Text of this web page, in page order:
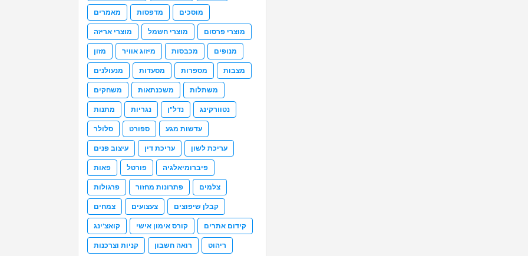
מאמרים
מדפסות
מוסכים
מוצרי אריזה
מוצרי חשמל
מוצרי פרסום
מזון
מיזוג אוויר מכבסות
מנופים
מנעולנים
מסעדות מספרות
מצבות
משחקים
משכנתאות
משתלות
מתנות
נגריות נדל"ן
נטוורקינג
סלולר
ספורט
עדשות מגע
עיצוב פנים
עריכת דין
עריכת לשון
פאות
פורטל
פיברומיאלגיה
פרגולות
פתרונות מחזור
צלמים
צמחים
צעצועים
קבלן שיפוצים
קואצ'ינג
קורס אימון אישי
קידום אתרים
קניות וצרכנות
רואה חשבון
ריהוט